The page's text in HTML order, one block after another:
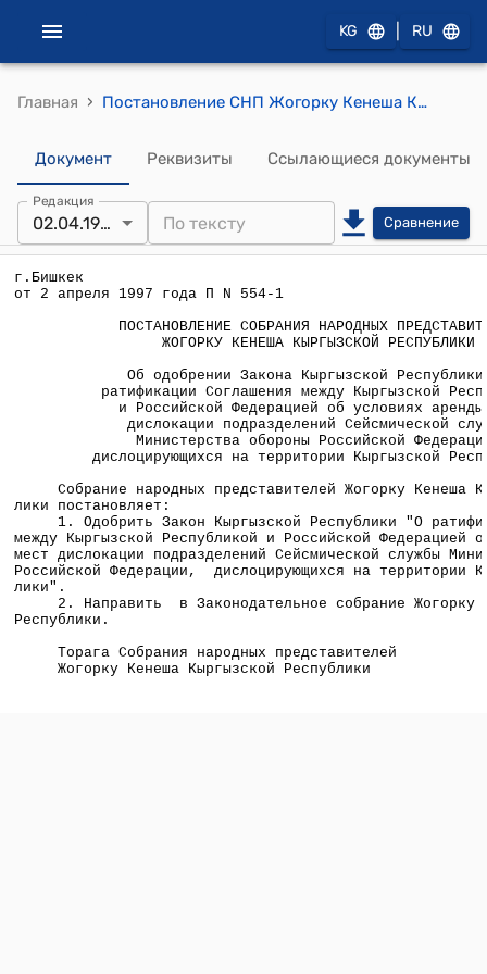
KG RU
Главная › Постановление СНП Жогорку Кенеша КР от 2 апреля 1997 года П №554-1 "Об одобрении Закона Кыргызской Республики "О ратификации Соглашения между Кыргызской Республикой и Российской Федерацией об условиях аренды мест дислокации подразделений Сейсмической службы Министерства обороны Российской Федерации, дислоцирующихся на территории Кыргызской Республики"
Документ Реквизиты Ссылающиеся документы
Редакция
02.04.1997 Сравнение